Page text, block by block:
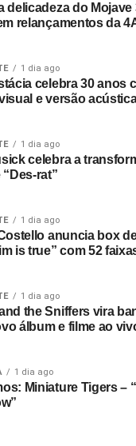
delicadeza do Mojave
relançamentos da
1 dia ago
celebra 30 anos
e versão
1 dia ago
celebra a
rat”
1 dia ago
anuncia box
is true” com 52
1 dia ago
the Sniffers vira
álbum e filme ao
1 dia ago
Miniature Tigers –